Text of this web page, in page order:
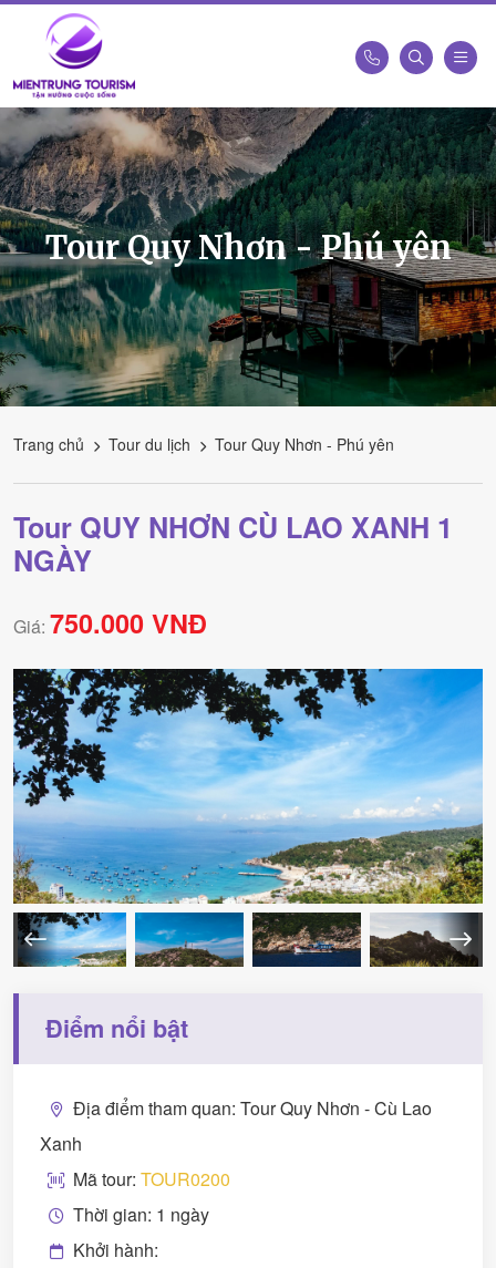
Công
Ty
Du
Lịch
Kết
Nối
Di
Sản
Miền
Trung
-
Miền
Tourism
Tour Quy Nhơn - Phú yên
Trang chủ Tour du lịch Tour Quy Nhơn - Phú yên
Tour QUY NHƠN CÙ LAO XANH 1
NGÀY
Giá: 750.000 VNĐ
Điểm nổi bật
Địa điểm tham quan: Tour Quy Nhơn - Cù Lao
Xanh
Mã tour: TOUR0200
Thời gian: 1 ngày
Khởi hành: